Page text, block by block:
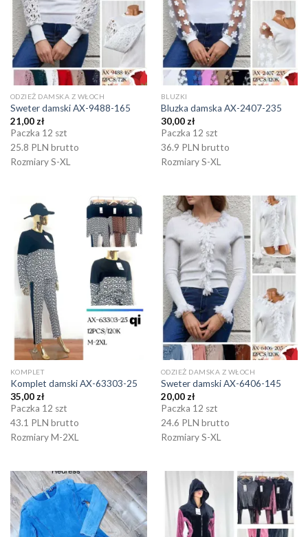
ODZIEŻ DAMSKA Z WŁOCH
Sweter damski AX-9488-165
21,00 zł
Paczka 12 szt
25.8 PLN brutto
Rozmiary S-XL
BLUZKI
Bluzka damska AX-2407-235
30,00 zł
Paczka 12 szt
36.9 PLN brutto
Rozmiary S-XL
KOMPLET
Komplet damski AX-63303-25
35,00 zł
Paczka 12 szt
43.1 PLN brutto
Rozmiary M-2XL
ODZIEŻ DAMSKA Z WŁOCH
Sweter damski AX-6406-145
20,00 zł
Paczka 12 szt
24.6 PLN brutto
Rozmiary S-XL